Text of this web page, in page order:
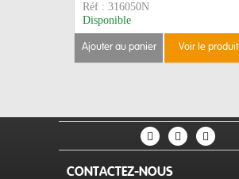
Réf : 316050N
Disponible
ajouter au panier voir le produit
CONTACTEZ-NOUS